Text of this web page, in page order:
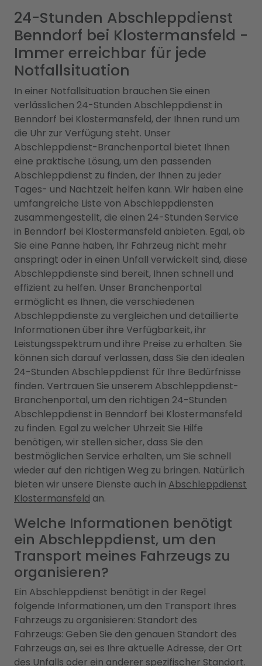
24-Stunden Abschleppdienst
Benndorf bei Klostermansfeld -
Immer erreichbar für jede
Notfallsituation
In einer Notfallsituation brauchen Sie einen
verlässlichen 24-Stunden Abschleppdienst in
Benndorf bei Klostermansfeld, der Ihnen rund um
die Uhr zur Verfügung steht. Unser
Abschleppdienst-Branchenportal bietet Ihnen
eine praktische Lösung, um den passenden
Abschleppdienst zu finden, der Ihnen zu jeder
Tages- und Nachtzeit helfen kann. Wir haben eine
umfangreiche Liste von Abschleppdiensten
zusammengestellt, die einen 24-Stunden Service
in Benndorf bei Klostermansfeld anbieten. Egal, ob
Sie eine Panne haben, Ihr Fahrzeug nicht mehr
anspringt oder in einen Unfall verwickelt sind, diese
Abschleppdienste sind bereit, Ihnen schnell und
effizient zu helfen. Unser Branchenportal
ermöglicht es Ihnen, die verschiedenen
Abschleppdienste zu vergleichen und detaillierte
Informationen über ihre Verfügbarkeit, ihr
Leistungsspektrum und ihre Preise zu erhalten. Sie
können sich darauf verlassen, dass Sie den idealen
24-Stunden Abschleppdienst für Ihre Bedürfnisse
finden. Vertrauen Sie unserem Abschleppdienst-
Branchenportal, um den richtigen 24-Stunden
Abschleppdienst in Benndorf bei Klostermansfeld
zu finden. Egal zu welcher Uhrzeit Sie Hilfe
benötigen, wir stellen sicher, dass Sie den
bestmöglichen Service erhalten, um Sie schnell
wieder auf den richtigen Weg zu bringen. Natürlich
bieten wir unsere Dienste auch in Abschleppdienst
Klostermansfeld an.
Welche Informationen benötigt
ein Abschleppdienst, um den
Transport meines Fahrzeugs zu
organisieren?
Ein Abschleppdienst benötigt in der Regel
folgende Informationen, um den Transport Ihres
Fahrzeugs zu organisieren: Standort des
Fahrzeugs: Geben Sie den genauen Standort des
Fahrzeugs an, sei es Ihre aktuelle Adresse, der Ort
des Unfalls oder ein anderer spezifischer Standort.